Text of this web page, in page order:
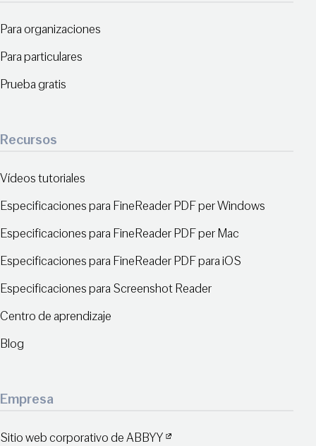
Para organizaciones
Para particulares
Prueba gratis
Recursos
Vídeos tutoriales
Especificaciones para FineReader PDF per Windows
Especificaciones para FineReader PDF per Mac
Especificaciones para FineReader PDF para iOS
Especificaciones para Screenshot Reader
Centro de aprendizaje
Blog
Empresa
Sitio web corporativo de ABBYY